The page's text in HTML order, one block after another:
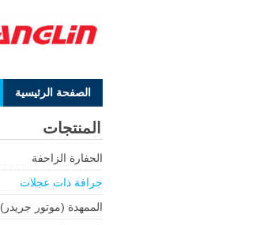
الصفحة الرئيسية
المنتجات
الحفارة الزاحفة
جرافة ذات عجلات
الممهدة (موتور جريدر)